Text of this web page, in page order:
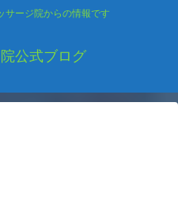
サージ院からの情報です
公式ブログ